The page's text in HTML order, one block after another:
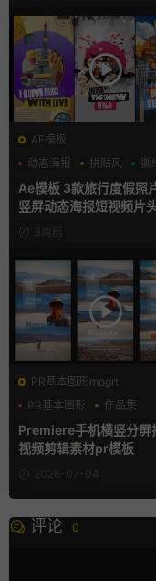
AE模板
动态海报
拼贴风 撕
Ae模板 3款旅行度假照
竖屏动态海报短视频片
3周前
PR基本图形mogrt
PR基本图形
作品集
Premiere手机横竖分屏
视频剪辑素材pr模板
2026-07-04
评论 0